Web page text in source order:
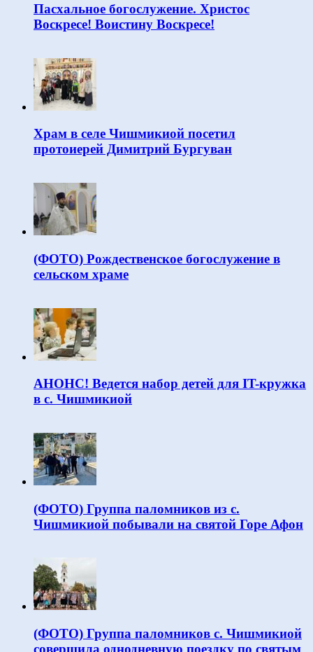
Пасхальное богослужение. Христос
Воскресе! Воистину Воскресе!
Храм в селе Чишмикиой посетил
протоиерей Димитрий Бургуван
(ФОТО) Рождественское богослужение в
сельском храме
АНОНС! Ведется набор детей для IT-кружка
в с. Чишмикиой
(ФОТО) Группа паломников из с.
Чишмикиой побывали на святой Горе Афон
(ФОТО) Группа паломников с. Чишмикиой
совершила однодневную поездку по святым